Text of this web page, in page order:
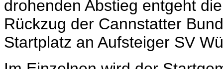
drohenden Abstieg entgeht
Rückzug der Cannstatter
Startplatz an Aufsteiger SV